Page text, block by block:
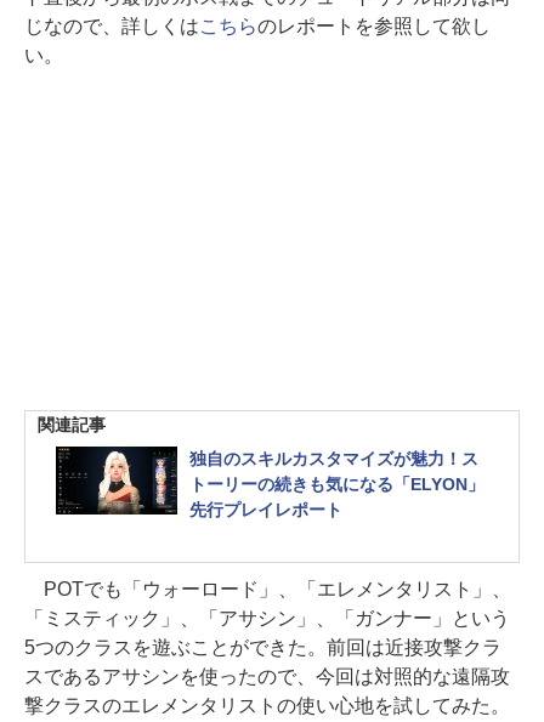
じなので、詳しくはこちらのレポートを参照して欲し
い。
関連記事
独自のスキルカスタマイズが魅力！ス
トーリーの続きも気になる「ELYON」
先行プレイレポート
POTでも「ウォーロード」、「エレメンタリスト」、
「ミスティック」、「アサシン」、「ガンナー」という
5つのクラスを遊ぶことができた。前回は近接攻撃クラ
スであるアサシンを使ったので、今回は対照的な遠隔攻
撃クラスのエレメンタリストの使い心地を試してみた。